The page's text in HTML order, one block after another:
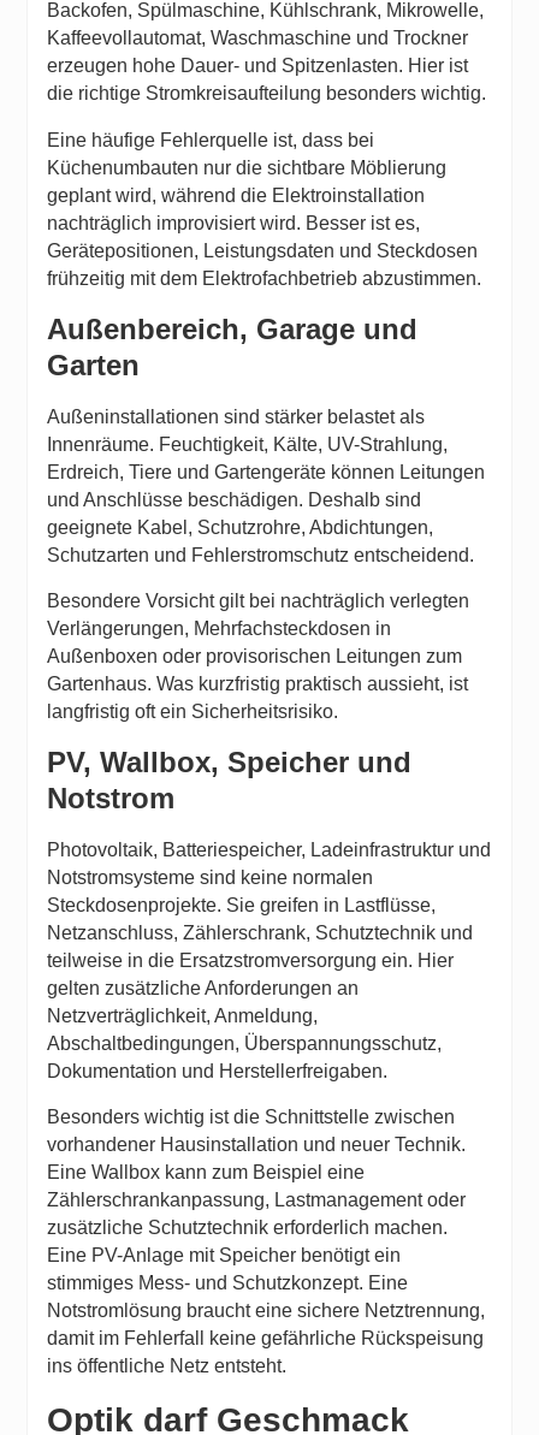
Backofen, Spülmaschine, Kühlschrank, Mikrowelle,
Kaffeevollautomat, Waschmaschine und Trockner
erzeugen hohe Dauer- und Spitzenlasten. Hier ist
die richtige Stromkreisaufteilung besonders wichtig.
Eine häufige Fehlerquelle ist, dass bei
Küchenumbauten nur die sichtbare Möblierung
geplant wird, während die Elektroinstallation
nachträglich improvisiert wird. Besser ist es,
Gerätepositionen, Leistungsdaten und Steckdosen
frühzeitig mit dem Elektrofachbetrieb abzustimmen.
Außenbereich, Garage und
Garten
Außeninstallationen sind stärker belastet als
Innenräume. Feuchtigkeit, Kälte, UV-Strahlung,
Erdreich, Tiere und Gartengeräte können Leitungen
und Anschlüsse beschädigen. Deshalb sind
geeignete Kabel, Schutzrohre, Abdichtungen,
Schutzarten und Fehlerstromschutz entscheidend.
Besondere Vorsicht gilt bei nachträglich verlegten
Verlängerungen, Mehrfachsteckdosen in
Außenboxen oder provisorischen Leitungen zum
Gartenhaus. Was kurzfristig praktisch aussieht, ist
langfristig oft ein Sicherheitsrisiko.
PV, Wallbox, Speicher und
Notstrom
Photovoltaik, Batteriespeicher, Ladeinfrastruktur und
Notstromsysteme sind keine normalen
Steckdosenprojekte. Sie greifen in Lastflüsse,
Netzanschluss, Zählerschrank, Schutztechnik und
teilweise in die Ersatzstromversorgung ein. Hier
gelten zusätzliche Anforderungen an
Netzverträglichkeit, Anmeldung,
Abschaltbedingungen, Überspannungsschutz,
Dokumentation und Herstellerfreigaben.
Besonders wichtig ist die Schnittstelle zwischen
vorhandener Hausinstallation und neuer Technik.
Eine Wallbox kann zum Beispiel eine
Zählerschrankanpassung, Lastmanagement oder
zusätzliche Schutztechnik erforderlich machen.
Eine PV-Anlage mit Speicher benötigt ein
stimmiges Mess- und Schutzkonzept. Eine
Notstromlösung braucht eine sichere Netztrennung,
damit im Fehlerfall keine gefährliche Rückspeisung
ins öffentliche Netz entsteht.
Optik darf Geschmack